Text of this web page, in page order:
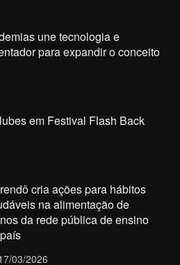
une tecnologia e
para expandir o conceito
em Festival Flash Back
cria ações para hábitos
na alimentação de
da rede pública de ensino
03/2026